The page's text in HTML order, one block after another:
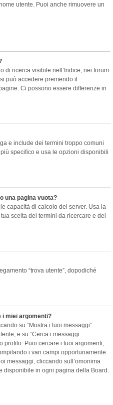
utente. Puoi anche rimuovere un
di ricerca visibile nell’Indice, nei forum
può accedere premendo il
Ci possono essere differenze in
e include dei termini troppo comuni
specifico e usa le opzioni disponibili
una pagina vuota?
capacità di calcolo del server. Usa la
scelta dei termini da ricercare e dei
“trova utente”, dopodiché
i miei argomenti?
su “Mostra i tuoi messaggi”
e su “Cerca i messaggi
profilo. Puoi cercare i tuoi argomenti,
i vari campi opportunamente.
messaggi, cliccando sull’omonima
disponibile in ogni pagina della Board.